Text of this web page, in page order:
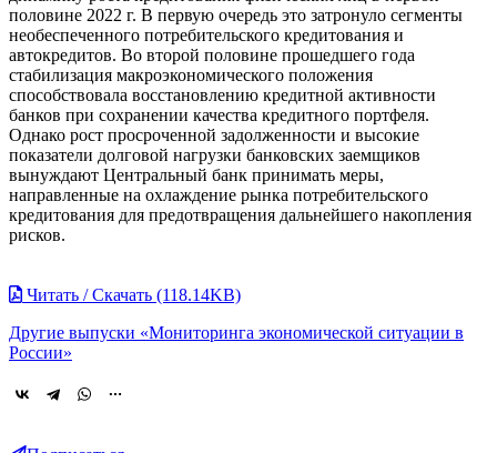
половине 2022 г. В первую очередь это затронуло сегменты
необеспеченного потребительского кредитования и
автокредитов. Во второй половине прошедшего года
стабилизация макроэкономического положения
способствовала восстановлению кредитной активности
банков при сохранении качества кредитного портфеля.
Однако рост просроченной задолженности и высокие
показатели долговой нагрузки банковских заемщиков
вынуждают Центральный банк принимать меры,
направленные на охлаждение рынка потребительского
кредитования для предотвращения дальнейшего накопления
рисков.
Читать / Скачать (118.14KB)
Другие выпуски «Мониторинга экономической ситуации в
России»